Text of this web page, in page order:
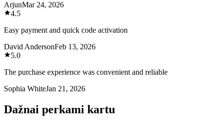
ArjunMar 24, 2026
4.5
Easy payment and quick code activation
David AndersonFeb 13, 2026
5.0
The purchase experience was convenient and reliable
Sophia WhiteJan 21, 2026
Dažnai perkami kartu